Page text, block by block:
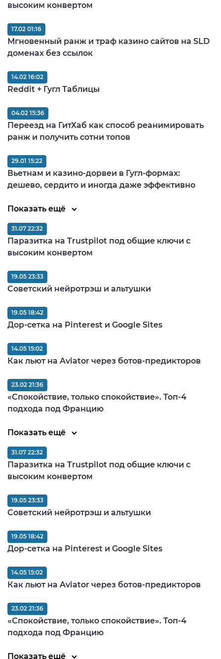
высоким конвертом
Мгновенный ранж и траф казино сайтов на SLD
доменах без ссылок
17.02 01:16
Reddit + Гугл Таблицы
14.02 16:02
Переезд на ГитХаб как способ реанимировать
ранж и получить сотни топов
04.02 15:36
Вьетнам и казино-дорвеи в Гугл-формах:
дешево, сердито и иногда даже эффективно
29.01 15:22
Показать ещё
Паразитка на Trustpilot под общие ключи с
высоким конвертом
31.07 22:32
Советский нейротрэш и альтушки
19.05 23:33
Дор-сетка на Pinterest и Google Sites
19.05 18:42
Как льют на Aviator через ботов-предикторов
14.05 15:02
«Спокойствие, только спокойствие». Топ-4
подхода под Францию
23.02 21:36
Показать ещё
Паразитка на Trustpilot под общие ключи с
высоким конвертом
31.07 22:32
Советский нейротрэш и альтушки
19.05 23:33
Дор-сетка на Pinterest и Google Sites
19.05 18:42
Как льют на Aviator через ботов-предикторов
14.05 15:02
«Спокойствие, только спокойствие». Топ-4
подхода под Францию
23.02 21:36
Показать ещё